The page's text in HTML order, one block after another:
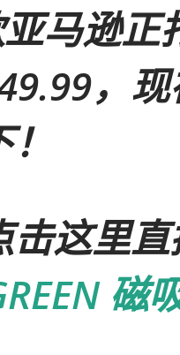
马逊正
，
这里
磁